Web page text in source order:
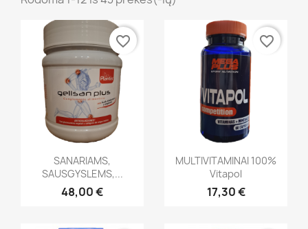
Greita peržiūra
SANARIAMS,
SAUSGYSLEMS,...
48,00 €
favorite_border
Greita peržiūra
MULTIVITAMINAI 100%
Vitapol
17,30 €
favorite_border